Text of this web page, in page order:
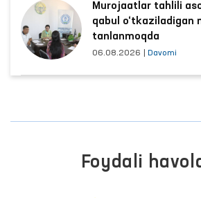
Murojaatlar tahlili
qabul o‘tkaziladigan
tanlanmoqda
06.08.2026 Davomi
Foydali